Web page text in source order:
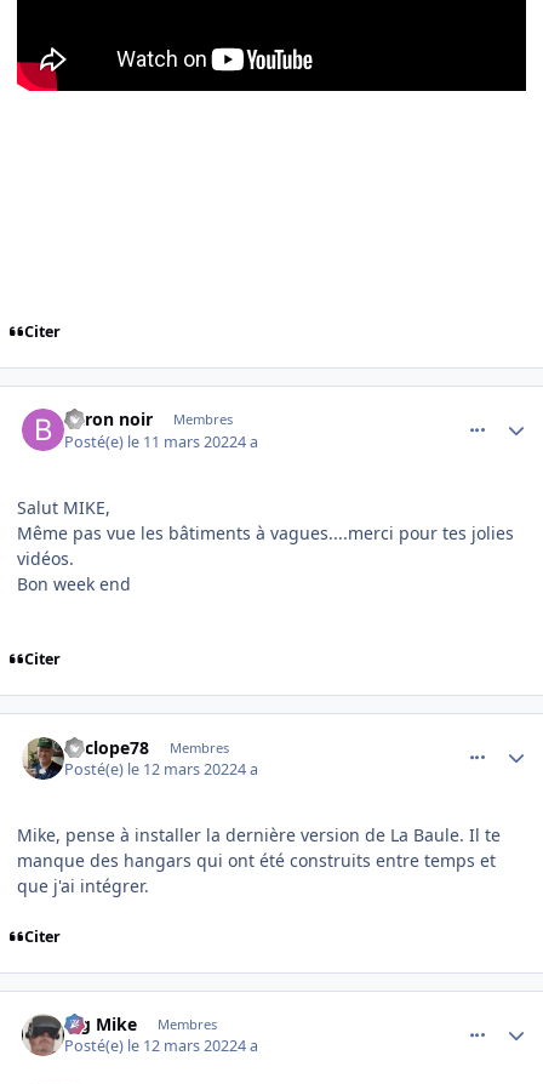
Citer
Baron noir Membres
Posté(e) le 11 mars 20224 a
Salut MIKE,
Même pas vue les bâtiments à vagues....merci pour tes jolies
vidéos.
Bon week end
Citer
Cyclope78 Membres
Posté(e) le 12 mars 20224 a
Mike, pense à installer la dernière version de La Baule. Il te
manque des hangars qui ont été construits entre temps et
que j'ai intégrer.
Citer
Big Mike Membres
Posté(e) le 12 mars 20224 a